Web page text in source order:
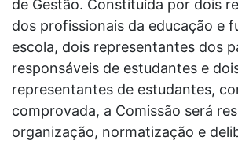
de Gestão. Constituída por dois
dos profissionais da educação e
escola, dois representantes dos
responsáveis de estudantes e
representantes de estudantes,
comprovada, a Comissão será
organização, normatização e